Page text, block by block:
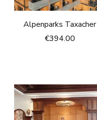
Alpenparks Taxacher
€394.00